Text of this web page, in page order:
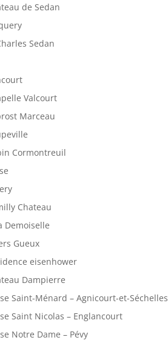
de Sedan
Sedan
Valcourt
Marceau
Cormontreuil
Chateau
Demoiselle
Gueux
eisenhower
Dampierre
Saint-Ménard – Agnicourt-et-Séchelles
Saint Nicolas – Englancourt
Notre Dame – Pévy